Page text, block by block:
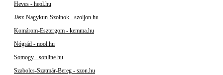
Heves - heol.hu
Jász-Nagykun-Szolnok - szoljon.hu
Komárom-Esztergom - kemma.hu
Nógrád - nool.hu
Somogy - sonline.hu
Szabolcs-Szatmár-Bereg - szon.hu